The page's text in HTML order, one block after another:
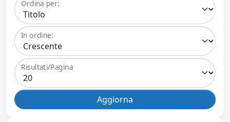
Ordina per:
In ordine:
Risultati/Pagina